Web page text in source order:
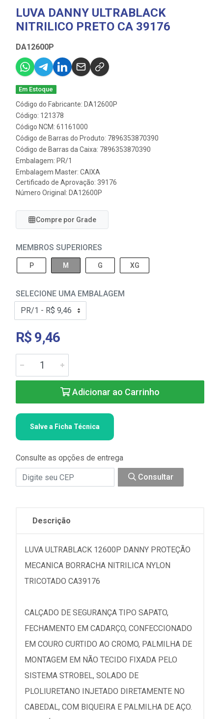
LUVA DANNY ULTRABLACK
NITRILICO PRETO CA 39176
DA12600P
Em Estoque
Código do Fabricante: DA12600P
Código: 121378
Código NCM: 61161000
Código de Barras do Produto: 7896353870390
Código de Barras da Caixa: 7896353870390
Embalagem: PR/1
Embalagem Master: CAIXA
Certificado de Aprovação: 39176
Número Original: DA12600P
Compre por Grade
MEMBROS SUPERIORES
P M G XG
SELECIONE UMA EMBALAGEM
R$ 9,46
Adicionar ao Carrinho
Salve a Ficha Técnica
Consulte as opções de entrega
Consultar
Descrição
LUVA ULTRABLACK 12600P DANNY PROTEÇÃO
MECANICA BORRACHA NITRILICA NYLON
TRICOTADO CA39176
CALÇADO DE SEGURANÇA TIPO SAPATO,
FECHAMENTO EM CADARÇO, CONFECCIONADO
EM COURO CURTIDO AO CROMO, PALMILHA DE
MONTAGEM EM NÃO TECIDO FIXADA PELO
SISTEMA STROBEL, SOLADO DE
PLOLIURETANO INJETADO DIRETAMENTE NO
CABEDAL, COM BIQUEIRA E PALMILHA DE AÇO.